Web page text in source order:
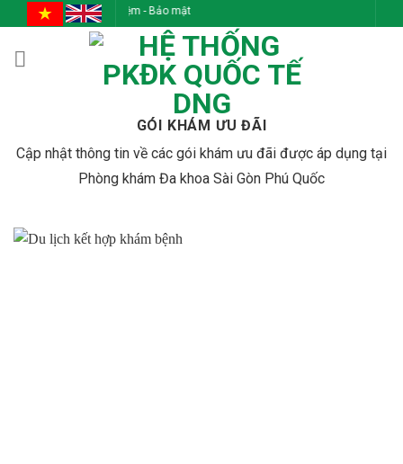
to
content
trực - Trách Nhiệm - Bảo mật
GÓI KHÁM ƯU ĐÃI
Cập nhật thông tin về các gói khám ưu đãi được áp dụng tại
Phòng khám Đa khoa Sài Gòn Phú Quốc